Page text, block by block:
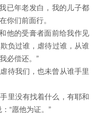
已年老发白，我的儿子都
你们前面行。
他的受膏者面前给我作见
负过谁，虐待过谁，从谁
必偿还。”
待我们，也未曾从谁手里
里没有找着什么，有耶和
“愿他为证。”